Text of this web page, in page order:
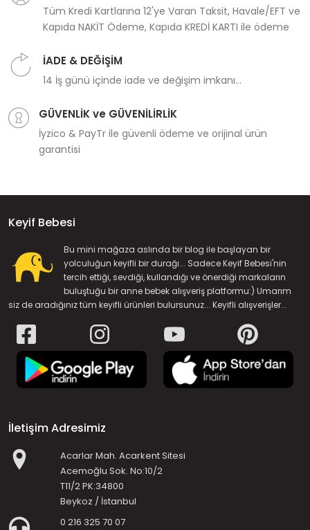
Tüm Kredi Kartlarına 12'ye Varan Taksit, Havale/EFT ve
Kapıda NAKİT Ödeme, Kapıda KREDİ KARTI ile ödeme
İADE & DEĞİŞİM
14 İş günü içinde iade ve değişim imkanı...
GÜVENLİK ve GÜVENİLİRLİK
İyzico & PayTr ile güvenli ödeme ve orijinal ürün
garantisi
Keyif Bebesi
Bu mini mağaza aslında bir blog ile başlayan bir
yolculuğun keyifli bir durağı... Sadece Keyif Bebesi'nin
tercih ettiği, sevdiği, kullandığı ve önerdiği markaların
buluştuğu bir anne bebek alışveriş platformu:) Umarım
siz de aradığınız tüm keyifli ürünleri bulursunuz... Keyifli alışverişler...
İletişim Adresimiz
Acarlar Mah. Acarkent Sitesi
Acemoğlu Sok. No:10/2
T11/2 PK:34800
Beykoz / İstanbul
0 216 325 70 07